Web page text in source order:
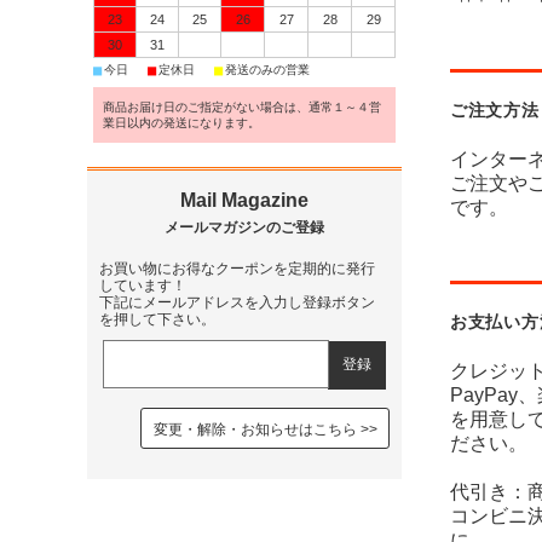
ご注文方法
インター
ご注文や
です。
お支払い
クレジッ
PayPay
を用意し
ださい。
代引き：
コンビニ
23
24 25 26 27 28
29
30
31
■今日 ■定休日 ■発送のみの営業
商品お届け日のご指定がない場合は、通常１～４営
業日以内の発送になります。
お買い物にお得なクーポンを定期的に発行
しています！
下記にメールアドレスを入力し登録ボタン
を押して下さい。
変更・解除・お知らせはこちら